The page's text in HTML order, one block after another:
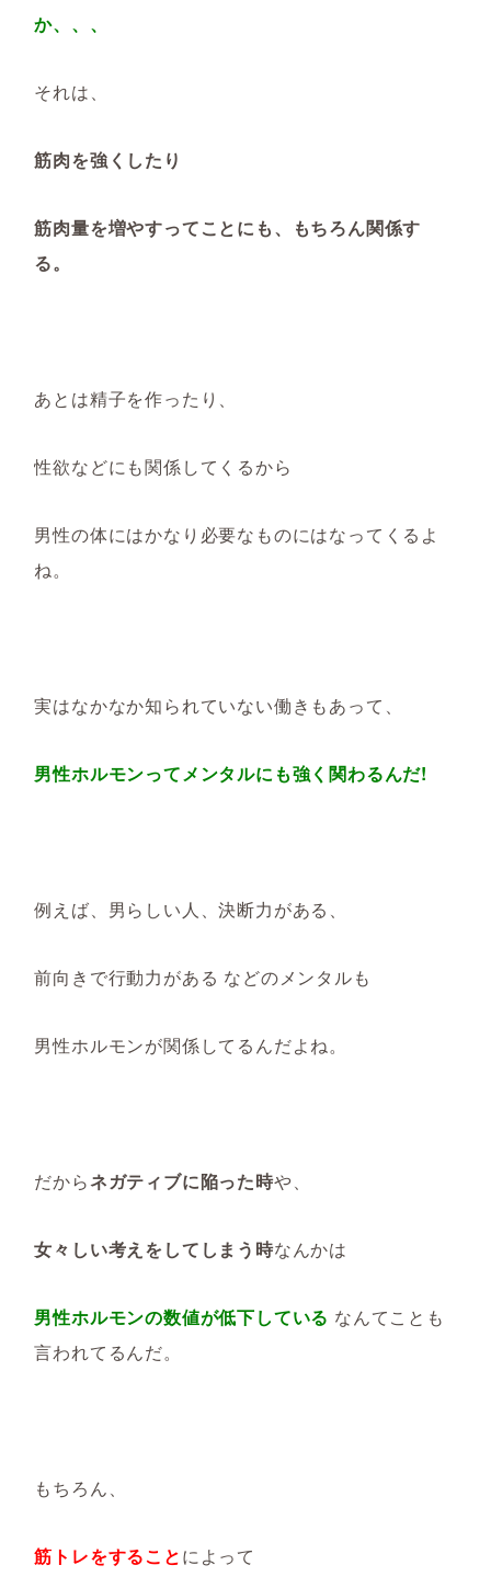
か、、、
それは、
筋肉を強くしたり
筋肉量を増やすってことにも、もちろん関係す
る。
あとは精子を作ったり、
性欲などにも関係してくるから
男性の体にはかなり必要なものにはなってくるよ
ね。
実はなかなか知られていない働きもあって、
男性ホルモンってメンタルにも強く関わるんだ!
例えば、男らしい人、決断力がある、
前向きで行動力がある などのメンタルも
男性ホルモンが関係してるんだよね。
だからネガティブに陥った時や、
女々しい考えをしてしまう時なんかは
男性ホルモンの数値が低下している なんてことも
言われてるんだ。
もちろん、
筋トレをすることによって